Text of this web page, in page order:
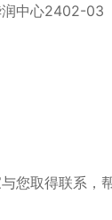
润中心2402-03
您取得联系，